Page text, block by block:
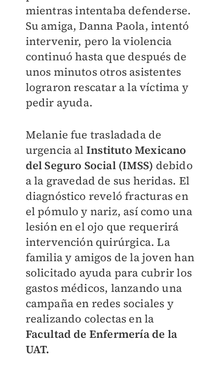
mientras intentaba defenderse.
Su amiga, Danna Paola, intentó
intervenir, pero la violencia
continuó hasta que después de
unos minutos otros asistentes
lograron rescatar a la víctima y
pedir ayuda.
Melanie fue trasladada de
urgencia al Instituto Mexicano
del Seguro Social (IMSS) debido
a la gravedad de sus heridas. El
diagnóstico reveló fracturas en
el pómulo y nariz, así como una
lesión en el ojo que requerirá
intervención quirúrgica. La
familia y amigos de la joven han
solicitado ayuda para cubrir los
gastos médicos, lanzando una
campaña en redes sociales y
realizando colectas en la
Facultad de Enfermería de la
UAT.